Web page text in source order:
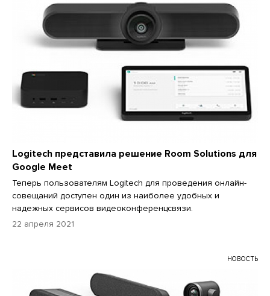
Logitech представила решение Room Solutions для
Google Meet
Теперь пользователям Logitech для проведения онлайн-
совещаний доступен один из наиболее удобных и
надежных сервисов видеоконференцсвязи.
22 апреля 2021
НОВОСТЬ